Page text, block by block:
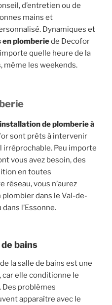
d’entretien ou de
mains et
Dynamiques et
plomberiede Decofor
quelle heure de la
même les weekends.
installation de plomberie à
sont prêts à intervenir
irréprochable. Peu importe
vous avez besoin, des
en toutes
réseau, vous n’aurez
plombier dans le Val-de-
l’Essonne.
bains
la salle de bains est une
car elle conditionne le
problèmes
apparaître avec le